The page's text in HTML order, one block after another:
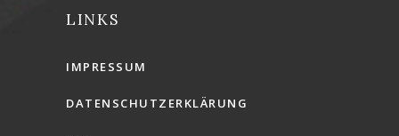
LINKS
IMPRESSUM
DATENSCHUTZERKLÄRUNG